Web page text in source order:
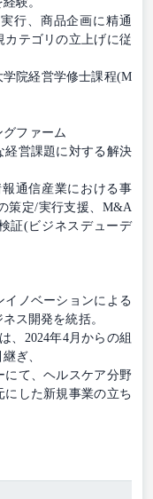
行、商品企画に精通
カテゴリの立上げに従
院経営学修士課程(M
ファーム
経営課題に対する解決
通信産業における事
策定/実行支援、M&A
証(ビジネスデューデ
ノベーションによる
ス開発を統括。
、2024年4月からの組
ぎ、
にて、ヘルスケア分野
した新規事業の立ち